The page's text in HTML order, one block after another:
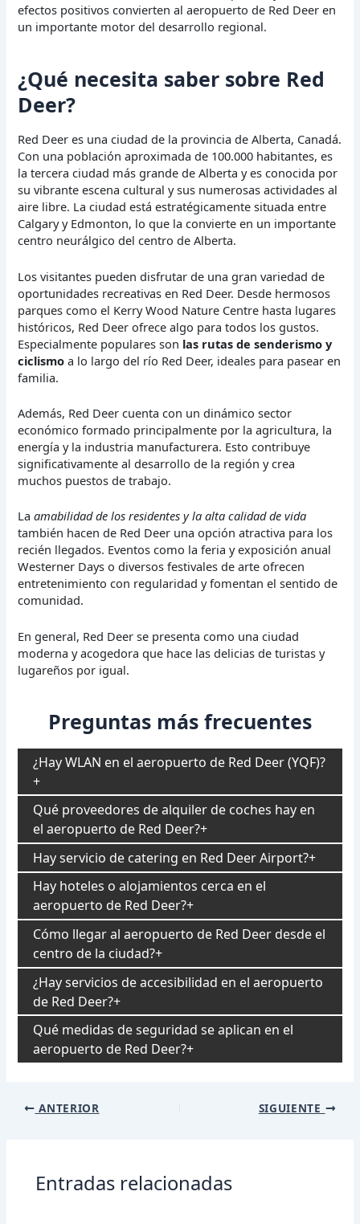
efectos positivos convierten al aeropuerto de Red Deer en
un importante motor del desarrollo regional.
¿Qué necesita saber sobre Red
Deer?
Red Deer es una ciudad de la provincia de Alberta, Canadá.
Con una población aproximada de 100.000 habitantes, es
la tercera ciudad más grande de Alberta y es conocida por
su vibrante escena cultural y sus numerosas actividades al
aire libre. La ciudad está estratégicamente situada entre
Calgary y Edmonton, lo que la convierte en un importante
centro neurálgico del centro de Alberta.
Los visitantes pueden disfrutar de una gran variedad de
oportunidades recreativas en Red Deer. Desde hermosos
parques como el Kerry Wood Nature Centre hasta lugares
históricos, Red Deer ofrece algo para todos los gustos.
Especialmente populares son las rutas de senderismo y
ciclismo a lo largo del río Red Deer, ideales para pasear en
familia.
Además, Red Deer cuenta con un dinámico sector
económico formado principalmente por la agricultura, la
energía y la industria manufacturera. Esto contribuye
significativamente al desarrollo de la región y crea
muchos puestos de trabajo.
Laamabilidad de los residentes y la alta calidad de vida
también hacen de Red Deer una opción atractiva para los
recién llegados. Eventos como la feria y exposición anual
Westerner Days o diversos festivales de arte ofrecen
entretenimiento con regularidad y fomentan el sentido de
comunidad.
En general, Red Deer se presenta como una ciudad
moderna y acogedora que hace las delicias de turistas y
lugareños por igual.
Preguntas más frecuentes
¿Hay WLAN en el aeropuerto de Red Deer (YQF)?
Qué proveedores de alquiler de coches hay en
el aeropuerto de Red Deer?
Hay servicio de catering en Red Deer Airport?
Hay hoteles o alojamientos cerca en el
aeropuerto de Red Deer?
Cómo llegar al aeropuerto de Red Deer desde el
centro de la ciudad?
¿Hay servicios de accesibilidad en el aeropuerto
de Red Deer?
Qué medidas de seguridad se aplican en el
aeropuerto de Red Deer?
Navegación
ANTERIOR SIGUIENTE
Entradas relacionadas